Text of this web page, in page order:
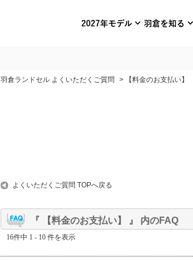
2027年モデルexpand_more 羽倉を知る expand_more
羽倉ランドセル よくいただくご質問 > 【料金のお支払い】
よくいただくご質問 TOPへ戻る
『 【料金のお支払い】 』 内のFAQ
16件中 1 - 10 件を表示